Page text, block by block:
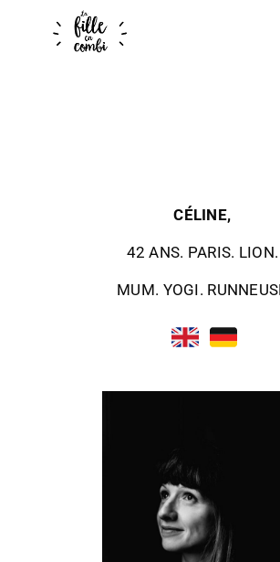
CÉLINE,
42 ANS. PARIS. LION.
MUM. YOGI.